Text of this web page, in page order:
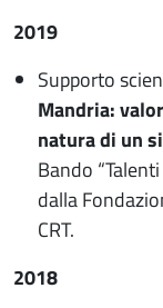
2019
Supporto
Mandria:
natura di un
Bando
dalla
CRT.
2018